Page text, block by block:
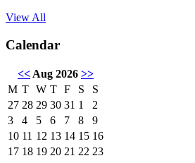
View All
Calendar
<< Aug 2026 >>
M T W T F S
S
27 28 29 30 31 1
2
3
4 5 6 7 8
9
10 11 12 13 14 15 16
17 18 19 20 21 22 23